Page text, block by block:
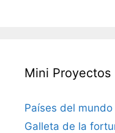
Mini Proyectos
Países del mundo
Galleta de la